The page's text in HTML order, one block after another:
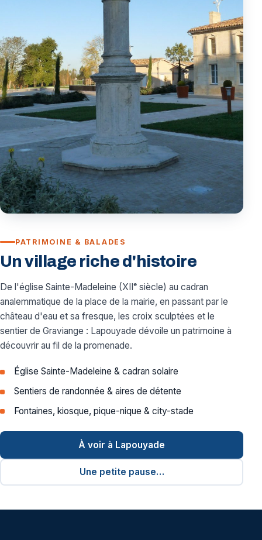
PATRIMOINE & BALADES
Un village riche d'histoire
De l'église Sainte-Madeleine (XIIᵉ siècle) au cadran
analemmatique de la place de la mairie, en passant par le
château d'eau et sa fresque, les croix sculptées et le
sentier de Graviange : Lapouyade dévoile un patrimoine à
découvrir au fil de la promenade.
Église Sainte-Madeleine & cadran solaire
Sentiers de randonnée & aires de détente
Fontaines, kiosque, pique-nique & city-stade
À voir à Lapouyade
Une petite pause…